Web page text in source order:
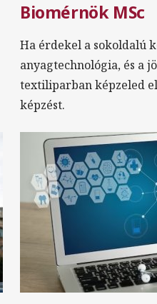
magyar
Biomérnök MSc
Ha érdekel a sokoldalú
anyagtechnológia, és a
textiliparban képzeled
képzést.